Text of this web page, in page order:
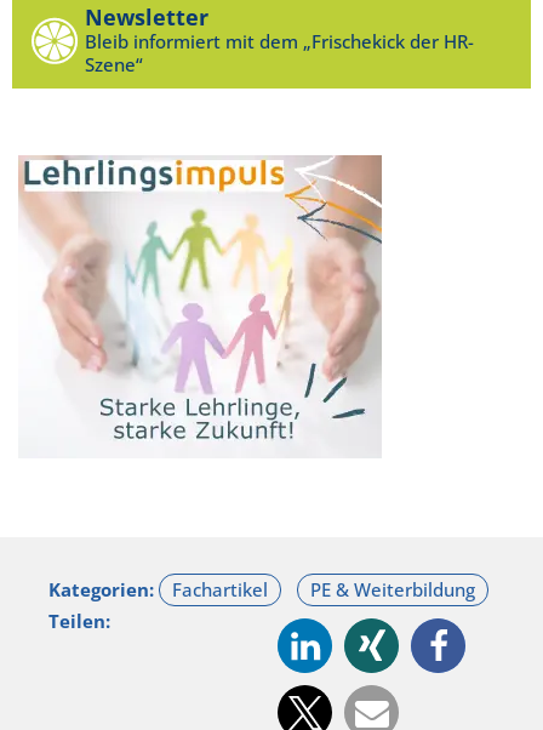
Newsletter
Bleib informiert mit dem „Frischekick der HR-
Szene“
Kategorien:
Teilen: